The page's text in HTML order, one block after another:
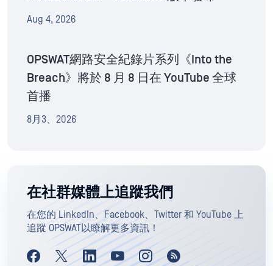
Aug 4, 2026
OPSWAT網路安全紀錄片系列《Into the
Breach》將於 8 月 8 日在 YouTube 全球
首播
8月3、2026
在社群媒體上追蹤我們
在您的 LinkedIn、Facebook、Twitter 和 YouTube 上
追蹤 OPSWAT以瞭解更多資訊！